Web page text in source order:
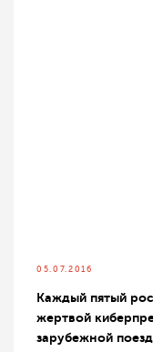
05.07.2016
Каждый пятый
жертвой
зарубежной